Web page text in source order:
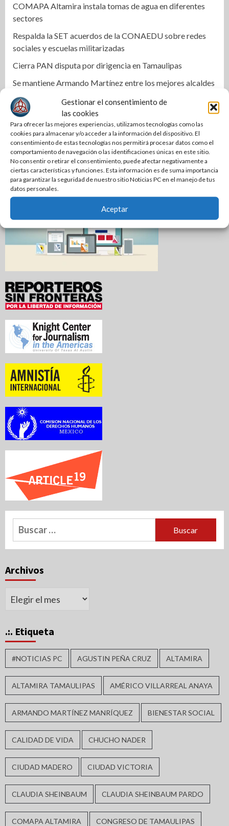
Gestionar el consentimiento de
las cookies
Para ofrecer las mejores experiencias, utilizamos tecnologías como las
cookies para almacenar y/o acceder a la información del dispositivo. El
consentimiento de estas tecnologías nos permitirá procesar datos como el
comportamiento de navegación o las identificaciones únicas en este sitio.
No consentir o retirar el consentimiento, puede afectar negativamente a
ciertas características y funciones. Esta información es de suma importancia
para garantizar la seguridad de nuestro sitio Noticias PC en el manejo de tus
datos personales.
Aceptar
COMAPA Altamira instala tomas de agua en diferentes
sectores
Respalda la SET acuerdos de la CONAEDU sobre redes
sociales y escuelas militarizadas
Cierra PAN disputa por dirigencia en Tamaulipas
Se mantiene Armando Martínez entre los mejores alcaldes
del país y número uno en Tamaulipas
Anuncian la Primera Copa Gobernador de Voleibol
Tamaulipas 2026
Reconoce Américo labor de la Guardia Nacional en
Tamaulipas; atestigua llegada del nuevo coordinador
estatal
Buscar:
Archivos
Archivos
.:. Etiqueta
#NOTICIAS PC AGUSTIN PEÑA CRUZ ALTAMIRA
ALTAMIRA TAMAULIPAS AMÉRICO VILLARREAL ANAYA
ARMANDO MARTÍNEZ MANRÍQUEZ BIENESTAR SOCIAL
CALIDAD DE VIDA CHUCHO NADER
CIUDAD MADERO CIUDAD VICTORIA
CLAUDIA SHEINBAUM CLAUDIA SHEINBAUM PARDO
COMAPA ALTAMIRA CONGRESO DE TAMAULIPAS